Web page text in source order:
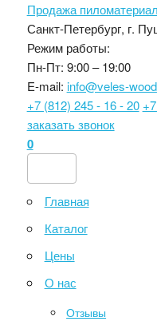
Продажа
Санкт-Петербург, г.
Режим работы:
Пн-Пт: 9:00 – 19:00
E-mail: info@veles-
+7 (812) 245 - 16 - 20
заказать звонок
0
Главная
Каталог
Цены
О нас
Отзывы